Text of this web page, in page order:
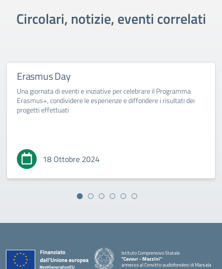
Circolari, notizie, eventi correlati
Erasmus Day
Una giornata di eventi e iniziative per celebrare il Programma
Erasmus+, condividere le esperienze e diffondere i risultati dei
progetti effettuati
18 Ottobre 2024
Istituto Comprensivo Statale
"Cavour - Mazzini"
annesso al Convitto audiofonolesi di Marsala